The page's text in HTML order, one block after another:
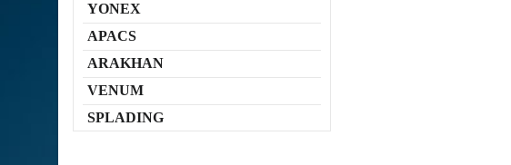
YONEX
APACS
ARAKHAN
VENUM
SPLADING